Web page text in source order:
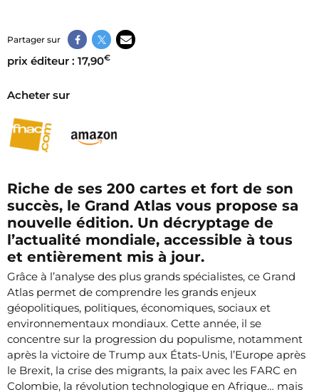
Partager sur
prix éditeur : 17,90€
Acheter sur
Riche de ses 200 cartes et fort de son
succès, le Grand Atlas vous propose sa
nouvelle édition. Un décryptage de
l’actualité mondiale, accessible à tous
et entièrement mis à jour.
Grâce à l’analyse des plus grands spécialistes, ce Grand
Atlas permet de comprendre les grands enjeux
géopolitiques, politiques, économiques, sociaux et
environnementaux mondiaux. Cette année, il se
concentre sur la progression du populisme, notamment
après la victoire de Trump aux États-Unis, l’Europe après
le Brexit, la crise des migrants, la paix avec les FARC en
Colombie, la révolution technologique en Afrique… mais